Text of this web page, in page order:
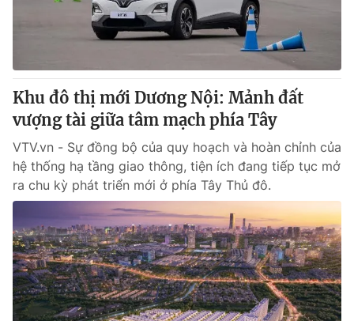
Khu đô thị mới Dương Nội: Mảnh đất
vượng tài giữa tâm mạch phía Tây
VTV.vn - Sự đồng bộ của quy hoạch và hoàn chỉnh của
hệ thống hạ tầng giao thông, tiện ích đang tiếp tục mở
ra chu kỳ phát triển mới ở phía Tây Thủ đô.